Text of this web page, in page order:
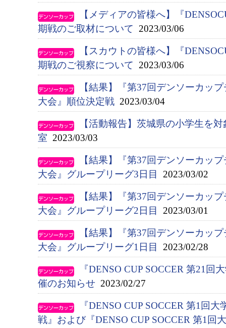
【メディアの皆様へ】『
期戦のご取材について 2023/03/06
【スカウトの皆様へ】『
期戦のご視察について 2023/03/06
【結果】『第37回デンソーカッ
大会』順位決定戦 2023/03/04
【活動報告】茨城県の小学生を
室 2023/03/03
【結果】『第37回デンソーカッ
大会』グループリーグ3日目
2023/03/02
【結果】『第37回デンソーカッ
大会』グループリーグ2日目
2023/03/01
【結果】『第37回デンソーカッ
大会』グループリーグ1日目
2023/02/28
『DENSO CUP SOCCER 第21回
催のお知らせ 2023/02/27
『DENSO CUP SOCCER 第1回
戦』および『DENSO CUP SOCCER 第1回